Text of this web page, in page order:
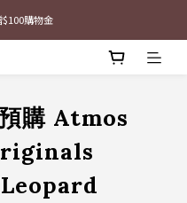
預購接單中🔥
購物金
預購接單中🔥
購 Atmos